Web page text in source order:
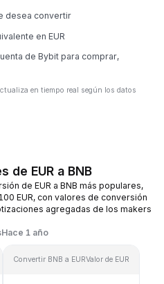
desea convertir
en EUR
de Bybit para comprar,
en tiempo real según los datos
de EUR a BNB
de EUR a BNB más populares,
EUR, con valores de conversión
agregadas de los makers
Hace 1 año
Convertir BNB a EURValor de EUR